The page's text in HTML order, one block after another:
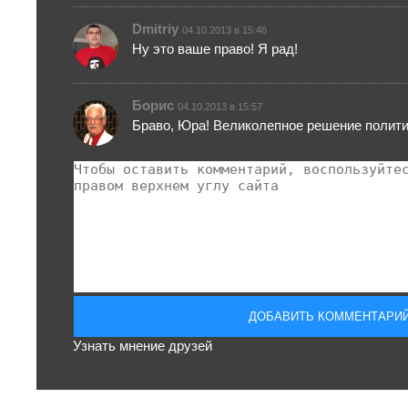
Dmitriy 04.10.2013 в 15:46
Ну это ваше право! Я рад!
Борис 04.10.2013 в 15:57
Браво, Юра! Великолепное решение
Узнать мнение друзей